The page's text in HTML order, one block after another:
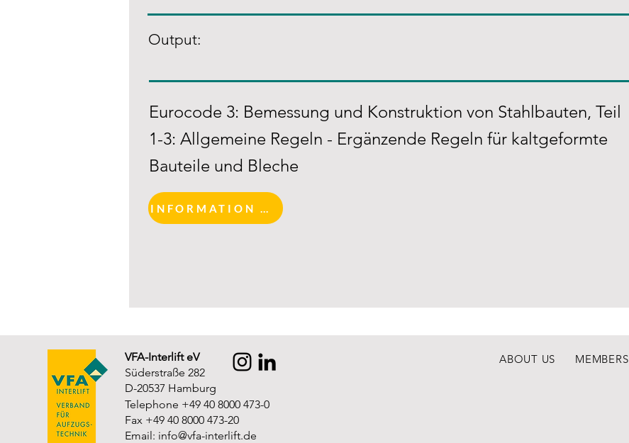
Output:
Eurocode 3: Bemessung und Konstruktion von Stahlbauten, Teil
1-3: Allgemeine Regeln - Ergänzende Regeln für kaltgeformte
Bauteile und Bleche
VFA-Interlift eV
Süderstraße 282
D-20537 Hamburg
Telephone +49 40 8000 473-0
Fax +49 40 8000 473-20
Email: info@vfa-interlift.de
ABOUT US MEMBERS